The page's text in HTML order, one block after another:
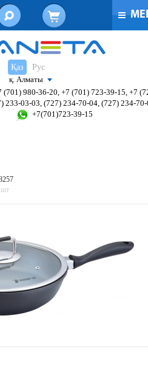
Қаз
Рус
қ. Алматы
(701) 980-36-20, +7 (701) 723-39-15, +7
233-03-03, (727) 234-70-04, (727) 234-
+7(701)723-39-15
шт